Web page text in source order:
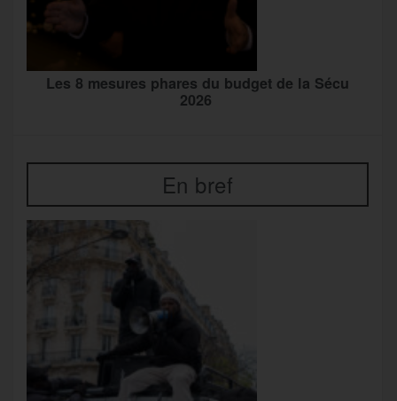
Les 8 mesures phares du budget de la Sécu
2026
En bref